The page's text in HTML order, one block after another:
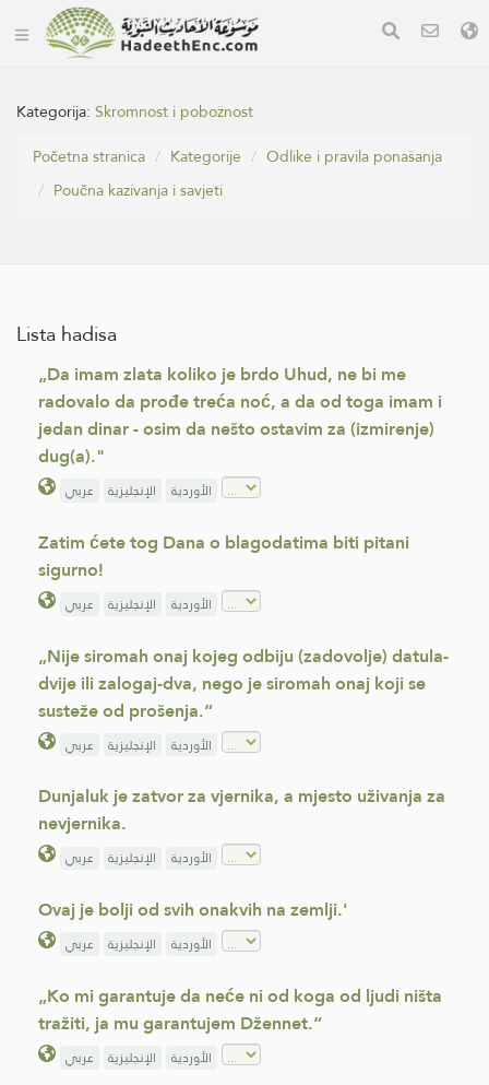
Kategorija:Skromnost i pobožnost
Početna stranica
Kategorije
Odlike i pravila ponašanja
Poučna kazivanja i savjeti
Lista hadisa
„Da imam zlata koliko je brdo Uhud, ne bi me
radovalo da prođe treća noć, a da od toga imam i
jedan dinar - osim da nešto ostavim za (izmirenje)
dug(a)."
عربي الإنجليزية الأوردية
Zatim ćete tog Dana o blagodatima biti pitani
sigurno!
عربي الإنجليزية الأوردية
„Nije siromah onaj kojeg odbiju (zadovolje) datula-
dvije ili zalogaj-dva, nego je siromah onaj koji se
susteže od prošenja.“
عربي الإنجليزية الأوردية
Dunjaluk je zatvor za vjernika, a mjesto uživanja za
nevjernika.
عربي الإنجليزية الأوردية
Ovaj je bolji od svih onakvih na zemlji.'
عربي الإنجليزية الأوردية
„Ko mi garantuje da neće ni od koga od ljudi ništa
tražiti, ja mu garantujem Džennet.“
عربي الإنجليزية الأوردية